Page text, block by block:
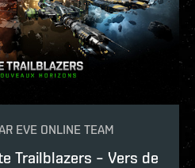
EVE ONLINE TEAM
Trailblazers – Vers de